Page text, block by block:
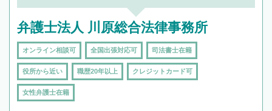
弁護士法人 川原総合法律事務所
オンライン相談可 全国出張対応可 司法書士在籍
役所から近い 職歴20年以上 クレジットカード可
女性弁護士在籍